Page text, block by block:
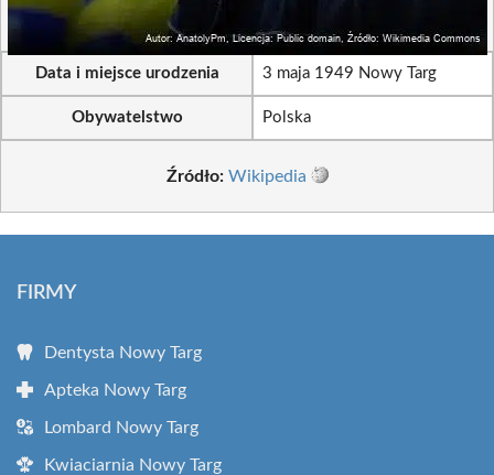
Data i miejsce urodzenia 3 maja 1949 Nowy Targ
Obywatelstwo Polska
Źródło: Wikipedia
FIRMY
Dentysta Nowy Targ
Apteka Nowy Targ
Lombard Nowy Targ
Kwiaciarnia Nowy Targ